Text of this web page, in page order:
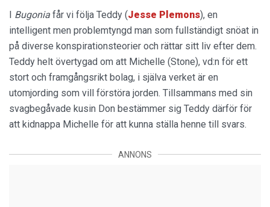
I Bugonia får vi följa Teddy (Jesse Plemons), en
intelligent men problemtyngd man som fullständigt snöat in
på diverse konspirationsteorier och rättar sitt liv efter dem.
Teddy helt övertygad om att Michelle (Stone), vd:n för ett
stort och framgångsrikt bolag, i själva verket är en
utomjording som vill förstöra jorden. Tillsammans med sin
svagbegåvade kusin Don bestämmer sig Teddy därför för
att kidnappa Michelle för att kunna ställa henne till svars.
ANNONS